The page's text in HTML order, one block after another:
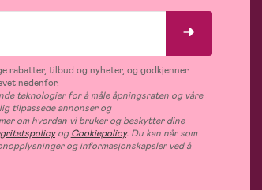
rabatter, tilbud og nyheter, og godkjenner
nedenfor.
teknologier for å måle åpningsraten og våre
tilpassede annonser og
om hvordan vi bruker og beskytter dine
ogCookiepolicy. Du kan når som
og informasjonskapsler ved å